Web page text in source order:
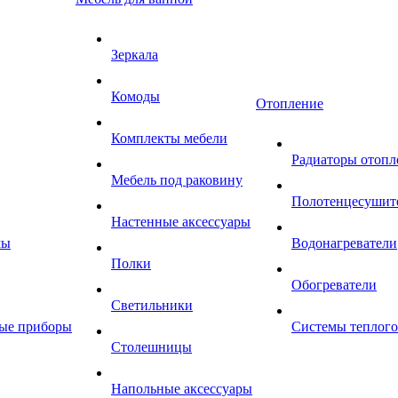
приборы
Зеркала
Комоды
Комплекты мебели
Мебель под раковину
Настенные аксессуары
Полки
Светильники
Столешницы
Напольные аксессуары
Отопление
Радиаторы
Водонагреватели
Обогреватели
Системы